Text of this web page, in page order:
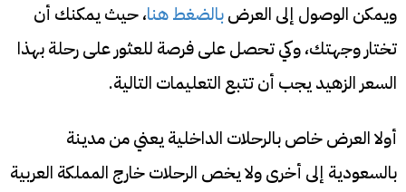
ويمكن الوصول إلى العرضبالضغط هنا، حيث يمكنك أن
تختار وجهتك، وكي تحصل على فرصة للعثور على رحلة بهذا
السعر الزهيد يجب أن تتبع التعليمات التالية.
أولا العرض خاص بالرحلات الداخلية يعني من مدينة
بالسعودية إلى أخرى ولا يخص الرحلات خارج المملكة العربية